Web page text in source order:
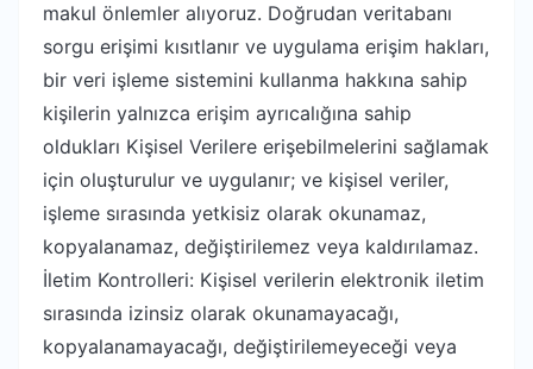
makul önlemler alıyoruz. Doğrudan veritabanı
sorgu erişimi kısıtlanır ve uygulama erişim hakları,
bir veri işleme sistemini kullanma hakkına sahip
kişilerin yalnızca erişim ayrıcalığına sahip
oldukları Kişisel Verilere erişebilmelerini sağlamak
için oluşturulur ve uygulanır; ve kişisel veriler,
işleme sırasında yetkisiz olarak okunamaz,
kopyalanamaz, değiştirilemez veya kaldırılamaz.
İletim Kontrolleri: Kişisel verilerin elektronik iletim
sırasında izinsiz olarak okunamayacağı,
kopyalanamayacağı, değiştirilemeyeceği veya